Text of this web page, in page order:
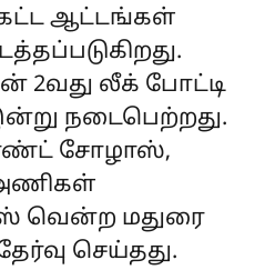
கட்ட ஆட்டங்கள்
2வது லீக் போட்டி
நடைபெற்றது.
சோழாஸ்,
வென்ற மதுரை
செய்தது.